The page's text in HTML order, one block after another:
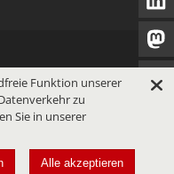
Funktion unserer
zu
Sie in unserer
Alle akzeptieren